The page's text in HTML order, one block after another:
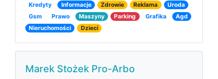
Kredyty
Informacje Zdrowie Reklama
Uroda
Gsm
Prawo Maszyny Parking Grafika
Agd
Nieruchomości
Dzieci
Marek Stożek Pro-Arbo